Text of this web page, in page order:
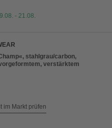
- 21.08.
stahlgrau/carbon,
verstärktem
im Markt prüfen